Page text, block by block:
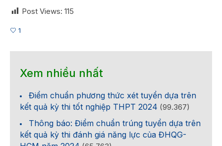
Post Views: 115
1
Xem nhiều nhất
Điểm chuẩn phương thức xét tuyển dựa trên
kết quả kỳ thi tốt nghiệp THPT 2024 (99.367)
Thông báo: Điểm chuẩn trúng tuyển dựa trên
kết quả kỳ thi đánh giá năng lực của ĐHQG-